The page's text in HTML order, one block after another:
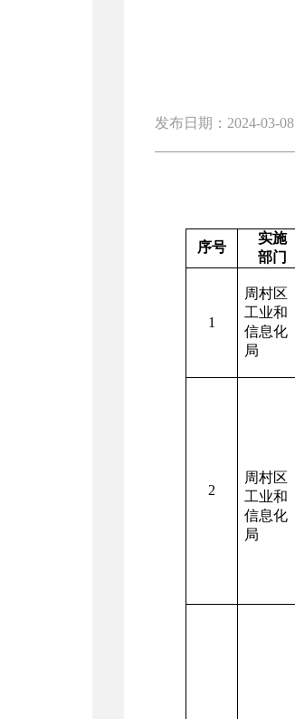
发布日期：2024-03-08
序号
实施
部门
1
周村区
工业和
信息化
局
2
周村区
工业和
信息化
局